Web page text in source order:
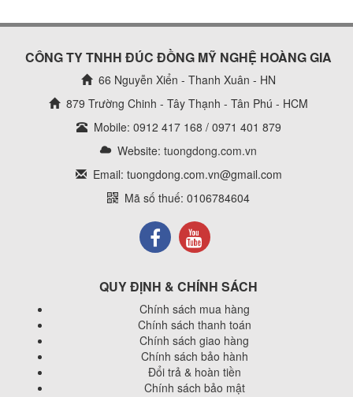
CÔNG TY TNHH ĐÚC ĐỒNG MỸ NGHỆ HOÀNG GIA
66 Nguyễn Xiển - Thanh Xuân - HN
879 Trường Chinh - Tây Thạnh - Tân Phú - HCM
Mobile: 0912 417 168 / 0971 401 879
Website: tuongdong.com.vn
Email: tuongdong.com.vn@gmail.com
Mã số thuế: 0106784604
QUY ĐỊNH & CHÍNH SÁCH
Chính sách mua hàng
Chính sách thanh toán
Chính sách giao hàng
Chính sách bảo hành
Đổi trả & hoàn tiền
Chính sách bảo mật